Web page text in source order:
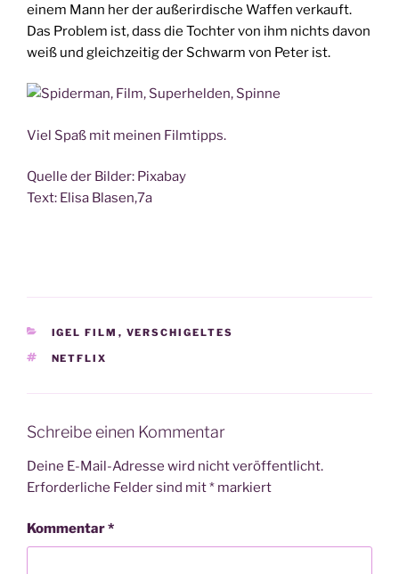
einem Mann her der außer­ir­di­sche Waf­fen ver­kauft.
Das Pro­blem ist, dass die Toch­ter von ihm nichts davon
weiß und gleich­zei­tig der Schwarm von Peter ist.
Viel Spaß mit mei­nen Filmtipps.
Quel­le der Bil­der: Pixabay
Text: Eli­sa Blasen,7a
KATEGORIEN
IGEL FILM , VERSCHIGELTES
SCHLAGWÖRTER
NETFLIX
Schreibe einen Kommentar
Deine E-Mail-Adresse wird nicht veröffentlicht.
Erforderliche Felder sind mit* markiert
Kommentar*